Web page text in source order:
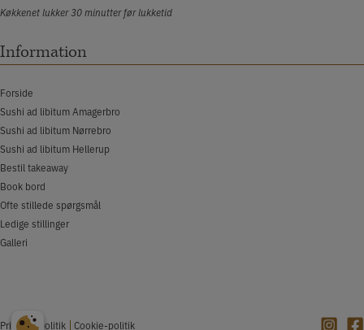
Køkkenet lukker 30 minutter før lukketid
Information
Forside
Sushi ad libitum Amagerbro
Sushi ad libitum Nørrebro
Sushi ad libitum Hellerup
Bestil takeaway
Book bord
Ofte stillede spørgsmål
Ledige stillinger
Galleri
Privatlivspolitik Cookie-politik